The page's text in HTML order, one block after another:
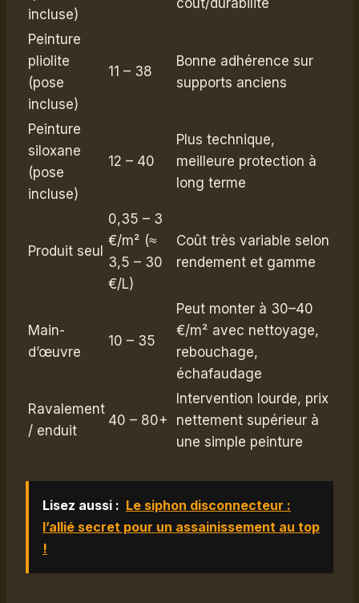
incluse)
coût/durabilité
Peinture
pliolite
(pose
incluse)
11 – 38
Bonne adhérence sur
supports anciens
Peinture
siloxane
(pose
incluse)
12 – 40
Plus technique,
meilleure protection à
long terme
Produit seul
0,35 – 3
€/m² (≈
3,5 – 30
€/L)
Coût très variable selon
rendement et gamme
Main-
d’œuvre
10 – 35
Peut monter à 30–40
€/m² avec nettoyage,
rebouchage,
échafaudage
Ravalement
/ enduit
40 – 80+
Intervention lourde, prix
nettement supérieur à
une simple peinture
Lisez aussi : Le siphon disconnecteur :
l’allié secret pour un assainissement au top
!